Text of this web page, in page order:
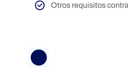
Otros requisitos